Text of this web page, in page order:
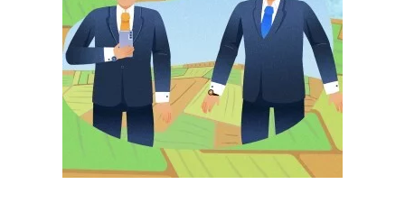
Немає облікового запису?
Зареєструватися
УВІЙТИ
обробку персональних даних.
ЗАМОВИТИ КОНСУЛЬТАЦІЮ